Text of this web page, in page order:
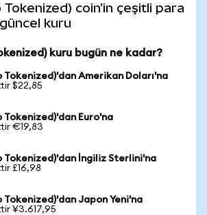
Tokenized) coin'in çeşitli para
kuru
kuru bugün ne kadar?
Tokenized)'dan Amerikan Doları'na
$22,85
Tokenized)'dan Euro'na
€19,83
Tokenized)'dan İngiliz Sterlini'na
£16,98
Tokenized)'dan Japon Yeni'na
¥3.617,95